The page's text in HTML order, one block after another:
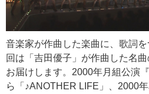
音楽家が作曲した楽曲に、歌詞
回は「吉田優子」が作曲した名
お届けします。2000年月組公演
ら「♪ANOTHER LIFE」、2000